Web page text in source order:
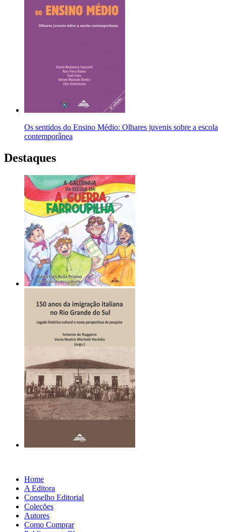
Os sentidos do Ensino Médio: Olhares juvenis sobre a escola
contemporânea
Destaques
Home
A Editora
Conselho Editorial
Coleções
Autores
Como Comprar